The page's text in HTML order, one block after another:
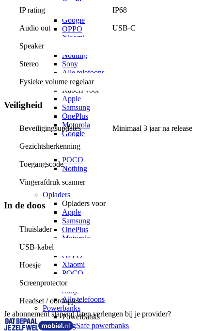
OnePlus
Google
OPPO
Xiaomi
Nothing
Sony
Alle telefoons
Kabels
Kabels voor
Apple
Samsung
OnePlus
Motorola
Google
OPPO
Xiaomi
POCO
Nothing
Alle telefoons
Opladers
Opladers voor
Apple
Samsung
OnePlus
Motorola
OPPO
Xiaomi
POCO
Nothing
Sony
Alle telefoons
Powerbanks
Powerbanks
MagSafe powerbanks
IP rating IP68
Audio out USB-C
Speaker
Stereo
Fysieke volume regelaar
Veiligheid
Beveiligingsupdates Minimaal 3 jaar na release
Gezichtsherkenning
Toegangscode
Vingerafdruk scanner
In de doos
Thuislader
USB-kabel
Hoesje
Screenprotector
Headset / oordopjes
Je abonnement slapend laten verlengen bij je provider?